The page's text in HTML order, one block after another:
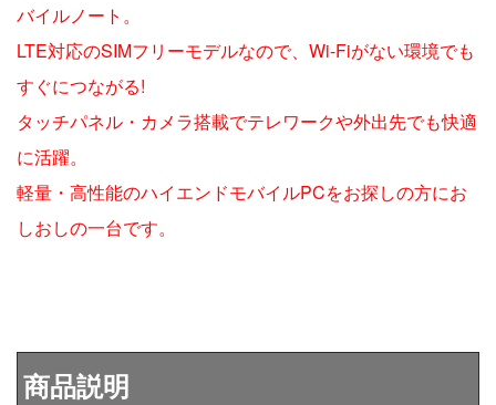
バイルノート。
LTE対応のSIMフリーモデルなので、Wi-Fiがない環境でも
すぐにつながる!
タッチパネル・カメラ搭載でテレワークや外出先でも快適
に活躍。
軽量・高性能のハイエンドモバイルPCをお探しの方にお
しおしの一台です。
商品説明